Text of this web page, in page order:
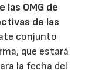
las OMG de
de las
conjunto
que estará
la fecha del